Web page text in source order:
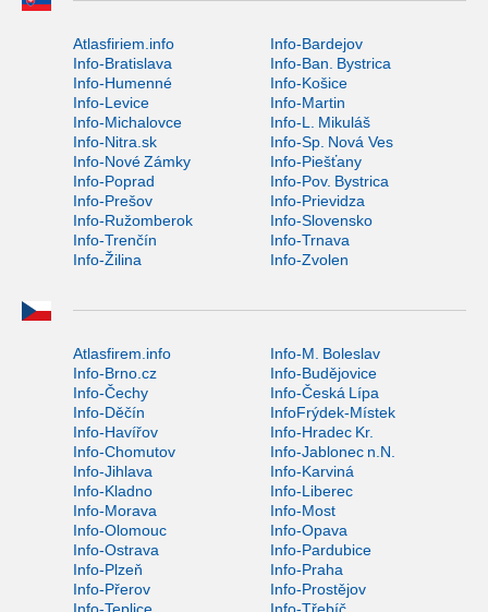
Atlasfiriem.info
Info-Bardejov
Info-Bratislava
Info-Ban. Bystrica
Info-Humenné
Info-Košice
Info-Levice
Info-Martin
Info-Michalovce
Info-L. Mikuláš
Info-Nitra.sk
Info-Sp. Nová Ves
Info-Nové Zámky
Info-Piešťany
Info-Poprad
Info-Pov. Bystrica
Info-Prešov
Info-Prievidza
Info-Ružomberok
Info-Slovensko
Info-Trenčín
Info-Trnava
Info-Žilina
Info-Zvolen
Atlasfirem.info
Info-M. Boleslav
Info-Brno.cz
Info-Budějovice
Info-Čechy
Info-Česká Lípa
Info-Děčín
InfoFrýdek-Místek
Info-Havířov
Info-Hradec Kr.
Info-Chomutov
Info-Jablonec n.N.
Info-Jihlava
Info-Karviná
Info-Kladno
Info-Liberec
Info-Morava
Info-Most
Info-Olomouc
Info-Opava
Info-Ostrava
Info-Pardubice
Info-Plzeň
Info-Praha
Info-Přerov
Info-Prostějov
Info-Teplice
Info-Třebíč